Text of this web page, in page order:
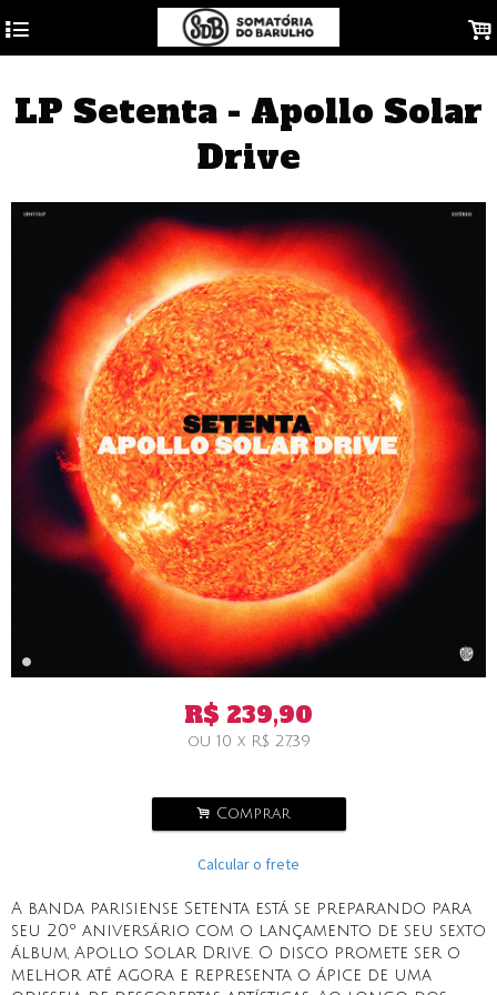
4 .
LP Setenta - Apollo Solar
Drive
R$ 239,90
ou 10 x R$ 27,39
. Comprar
Calcular o frete
A banda parisiense Setenta está se preparando para
seu 20º aniversário com o lançamento de seu sexto
álbum, Apollo Solar Drive. O disco promete ser o
melhor até agora e representa o ápice de uma